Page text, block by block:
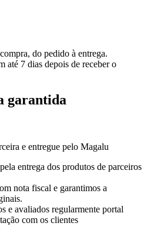
do pedido à entrega.
até 7 dias depois de receber o
garantida
e entregue pelo Magalu
entrega dos produtos de parceiros
nota fiscal e garantimos a
e avaliados regularmente portal
com os clientes